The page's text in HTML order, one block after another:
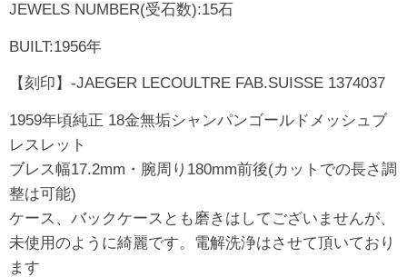
JEWELS NUMBER(受石数):15石
BUILT:1956年
【刻印】-JAEGER LECOULTRE FAB.SUISSE 1374037
1959年頃純正 18金無垢シャンパンゴールドメッシュブ
レスレット
ブレス幅17.2mm・腕周り180mm前後(カットでの長さ調
整は可能)
ケース、バックケースとも磨きはしてございませんが、
未使用のように綺麗です。電解洗浄はさせて頂いており
ます